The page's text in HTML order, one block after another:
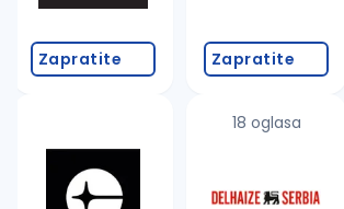
Zapratite Zapratite
18 oglasa